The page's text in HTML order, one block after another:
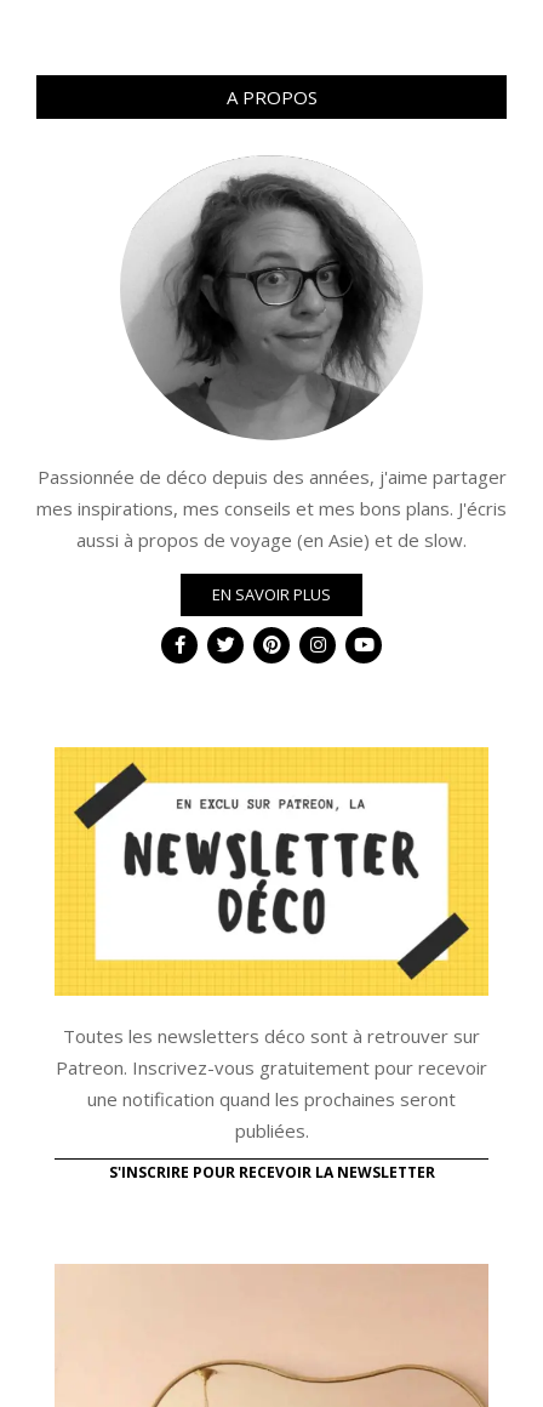
A PROPOS
Passionnée de déco depuis des années, j'aime partager
mes inspirations, mes conseils et mes bons plans. J'écris
aussi à propos de voyage (en Asie) et de slow.
EN SAVOIR PLUS
Toutes les newsletters déco sont à retrouver sur
Patreon. Inscrivez-vous gratuitement pour recevoir
une notification quand les prochaines seront
publiées.
S'INSCRIRE POUR RECEVOIR LA NEWSLETTER